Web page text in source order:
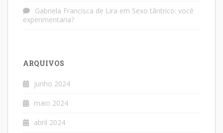
Gabriela Francisca de Lira em Sexo tântrico: você
experimentaria?
ARQUIVOS
junho 2024
maio 2024
abril 2024